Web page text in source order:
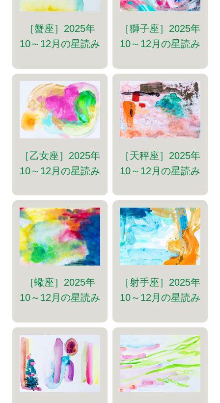
［蟹座］2025年
10～12月の星読み
［獅子座］2025年
10～12月の星読み
［乙女座］2025年
10～12月の星読み
［天秤座］2025年
10～12月の星読み
［蠍座］2025年
10～12月の星読み
［射手座］2025年
10～12月の星読み